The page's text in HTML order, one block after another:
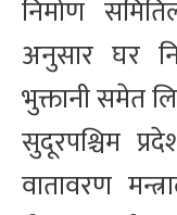
निर्माण
अनुसार घर
भुक्तानी समेत
सुदूरपश्चिम
वातावरण